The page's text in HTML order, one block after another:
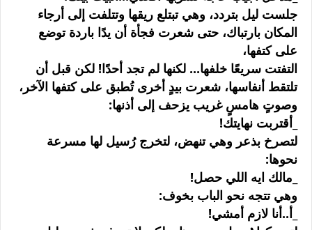
جلست ليل بتردد، وهي تبتلع ريقها وتتلفت إلى أرجاء
المكان بارتباك، حتى شعرت فجأة أن يدًا باردة توضع
على كتفها،
التفتت سريعًا خلفها... لكنها لم تجد أحدًا! لكن قبل أن
تلتقط أنفاسها، شعرت بيدٍ أخرى تُطبق على كتفها الآخر،
وصوتٍ هامسٍ غريب يزحف إلى أذنها:
_أقتربت نهايتك!
لتصرخ بذعر وهي تنهض، لتخرج رُسيل لها مسرعة
نحوها:
_مالك ايه اللي حصل!
وهي تتجه نحو الباب بخوف:
_أ..أنا لازم أمشي!